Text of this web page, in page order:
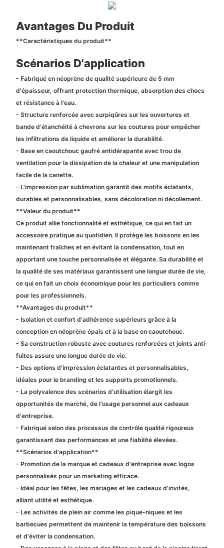
Avantages Du Produit
**Caractéristiques du produit**
Scénarios D'application
- Fabriqué en néoprène de qualité supérieure de 5 mm
d'épaisseur, offrant protection thermique, absorption des chocs
et résistance à l'eau.
- Structure renforcée avec surpiqûres sur les ouvertures et
bande d'étanchéité à chevrons sur les coutures pour empêcher
les infiltrations de liquide et améliorer la durabilité.
- Base en caoutchouc gaufré antidérapante avec trou de
ventilation pour la dissipation de la chaleur et une manipulation
facile de la canette.
- L'impression par sublimation garantit des motifs éclatants,
durables et personnalisables, sans décoloration ni décollement.
**Valeur du produit**
Ce produit allie fonctionnalité et esthétique, ce qui en fait un
accessoire pratique au quotidien. Il protège les boissons en les
maintenant fraîches et en évitant la condensation, tout en
apportant une touche personnalisée et élégante. Sa durabilité et
la qualité de ses matériaux garantissent une longue durée de vie,
ce qui en fait un choix économique pour les particuliers comme
pour les professionnels.
**Avantages du produit**
- Isolation et confort d'adhérence supérieurs grâce à la
conception en néoprène épais et à la base en caoutchouc.
- Sa construction robuste avec coutures renforcées et joints anti-
fuites assure une longue durée de vie.
- Des options d'impression éclatantes et personnalisables,
idéales pour le branding et les supports promotionnels.
- La polyvalence des scénarios d'utilisation élargit les
opportunités de marché, de l'usage personnel aux cadeaux
d'entreprise.
- Fabriqué selon des processus de contrôle qualité rigoureux
garantissant des performances et une fiabilité élevées.
**Scénarios d'application**
- Promotion de la marque et cadeaux d'entreprise avec logos
personnalisés pour un marketing efficace.
- Idéal pour les fêtes, les mariages et les cadeaux d'invités,
alliant utilité et esthétique.
- Les activités de plein air comme les pique-niques et les
barbecues permettent de maintenir la température des boissons
et d'éviter la condensation.